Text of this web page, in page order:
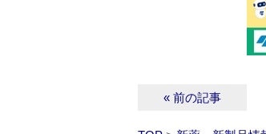
« 前の記事